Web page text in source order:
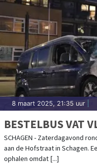
8 maart 2025, 21:35 uur
BESTELBUS VAT
SCHAGEN - Zaterdagavond
aan de Hofstraat in Schagen.
ophalen omdat [...]